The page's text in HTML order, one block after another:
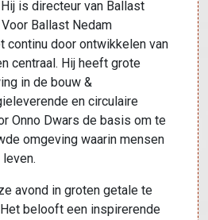
is directeur van Ballast
Ballast Nedam
continu door ontwikkelen van
centraal. Hij heeft grote
in de bouw &
en circulaire
Onno Dwars de basis om te
omgeving waarin mensen
avond in groten getale te
belooft een inspirerende